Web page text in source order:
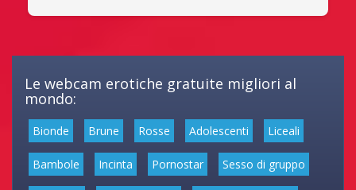
Le webcam erotiche gratuite migliori al
mondo:
Bionde Brune Rosse Adolescenti Liceali
Bambole Incinta Pornostar Sesso di gruppo